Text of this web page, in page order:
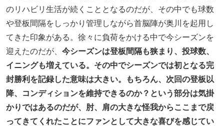
のリハビリ生活が続くこととなるのだが、その中でも球数
や登板間隔をしっかり管理しながら首脳陣が奥川を起用し
てきた印象がある。徐々に負荷をかける中で今シーズンを
迎えたのだが、 今シーズンは登板間隔も狭まり、投球数、
イニングも増えている。その中でシーズンでは初となる完
封勝利を記録した意味は大きい。もちろん、次回の登板以
降、コンディションを維持できるのか？という部分は気掛
かりではあるのだが、肘、肩の大きな怪我からここまで戻
ってきてくれたことにファンとして大きな喜びを感じてい